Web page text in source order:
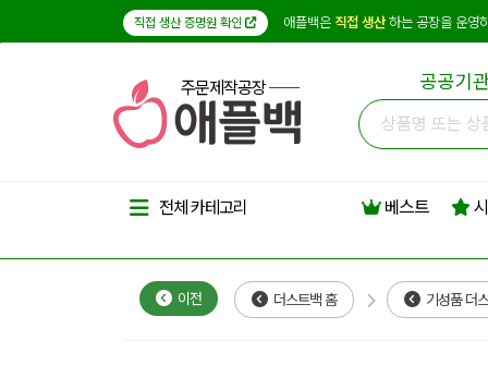
직접 생산 증명원 확인 애플백은 직접 생산하는 공장을 운영
주문제작공장 공공기
전체 카테고리 베스트
이전 더스트백 홈 기성품 더